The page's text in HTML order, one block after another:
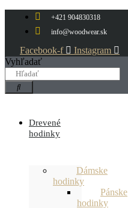
Preskočiť
obsah
+421 904830318
info@woodwear.sk
Facebook-f
Instagram
Vyhľadať
Drevené
hodinky
Dámske
hodinky
Pánske
hodinky